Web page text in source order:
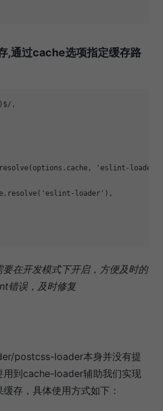
,通过cache选项指定缓存路
'eslint-loader'
.resolve( 'eslint-loader' ),
在开发模式下开启，方便及时的
错误，及时修复
postcss-loader本身并没有提
用到cache-loader辅助我们实现
存，具体使用方式如下：